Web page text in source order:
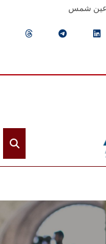
عين شمس
الرئيسيـة